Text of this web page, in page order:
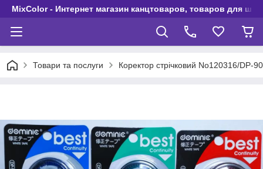
MixColor - Интернет магазин канцтоваров, товаров для
Товари та послуги Коректор стрічковий No120316/DP-